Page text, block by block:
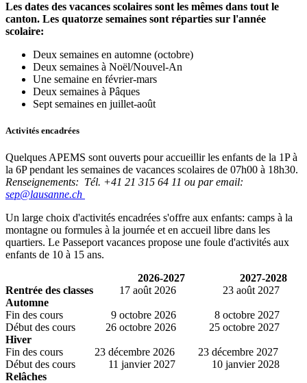
Les dates des vacances scolaires sont les mêmes dans tout le
canton. Les quatorze semaines sont réparties sur l'année
scolaire:
Deux semaines en automne (octobre)
Deux semaines à Noël/Nouvel-An
Une semaine en février-mars
Deux semaines à Pâques
Sept semaines en juillet-août
Activités encadrées
Quelques APEMS sont ouverts pour accueillir les enfants de la 1P à
la 6P pendant les semaines de vacances scolaires de 07h00 à 18h30.
Renseignements: Tél. +41 21 315 64 11 ou par email:
sep@lausanne.ch
Un large choix d'activités encadrées s'offre aux enfants: camps à la
montagne ou formules à la journée et en accueil libre dans les
quartiers. Le Passeport vacances propose une foule d'activités aux
enfants de 10 à 15 ans.
2026-2027
2027-2028
Rentrée des classes
17 août 2026
23 août 2027
Automne
Fin des cours
Début des cours
9 octobre 2026
26 octobre 2026
8 octobre 2027
25 octobre 2027
Hiver
Fin des cours
Début des cours
23 décembre 2026
11 janvier 2027
23 décembre 2027
10 janvier 2028
Relâches